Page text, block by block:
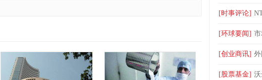
份汇集了132
[时事评论]
的目标价格
[环球要闻]
[创业商讯]
FPI
[股票基金]